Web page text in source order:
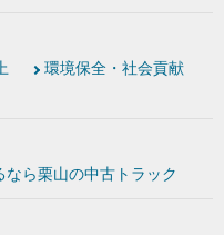
環境保全・社会貢献
なら栗山の中古トラック